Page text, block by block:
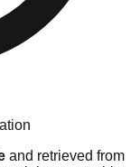
and retrieved from